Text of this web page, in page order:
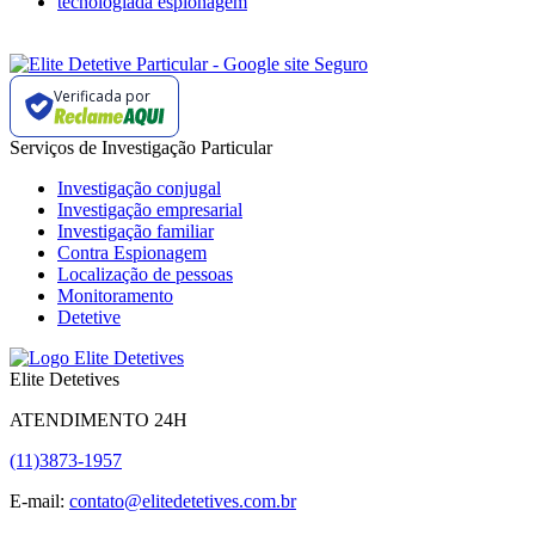
Verificada por
Serviços de Investigação Particular
Investigação conjugal
Investigação empresarial
Investigação familiar
Contra Espionagem
Localização de pessoas
Monitoramento
Detetive
Elite Detetives
ATENDIMENTO 24H
(11)3873-1957
E-mail: contato@elitedetetives.com.br